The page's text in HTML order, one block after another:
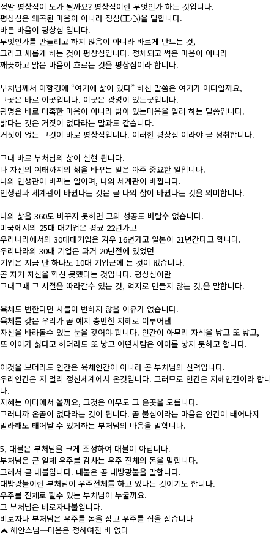
정말 평상심이 도가 될까요? 평상심이란 무엇인가 하는 것입니다.
평상심은 왜곡된 마음이 아니라 정심(正心)을 말합니다.
바른 바음이 평상심 입니다.
무엇인가를 만들려고 하지 않음이 아니라 바르게 만드는 것,
그리고 새롭게 하는 것이 평상심입니다. 정체되고 썩은 마음이 아니라
깨끗하고 맑은 마음이 흐르는 것을 평상심이라 합니다.
부처님께서 아함경에 “여기에 삶이 있다” 하신 말씀은 여기가 어디일까요,
그곳은 바로 이곳입니다. 이곳은 광명이 있는곳입니다.
광명은 바로 미혹한 마음이 아니라 밝아 있는마음을 일러 하는 말씀입니다.
밝다는 것은 거짓이 없다라는 말과도 같습니다.
거짓이 없는 그것이 바로 평상심입니다. 이러한 평상심 이라야 곧 성취합니다.
그때 바로 부처님의 삶이 실현 됩니다.
나 자신의 여태까지의 삶을 바꾸는 일은 아주 중요한 일입니다.
나의 인생관이 바뀌는 일이며, 나의 세계관이 바뀝니다.
인생관과 세계관이 바뀐다는 것은 곧 나의 삶이 바뀐다는 것을 의미합니다.
나의 삶을 360도 바꾸지 못하면 그의 성공도 바랄수 없습니다.
미국에서의 25대 대기업은 평균 22년가고
우리나라에서의 30대대기업은 겨우 16년가고 일본이 21년간다고 합니다.
우리나라의 30대 기업은 과거 20년전에 있었던
기업은 지금 단 하나도 10대 기업군에 든 것이 없습니다.
곧 자기 자신을 혁신 못했다는 것입니다. 평상심이란
그때그때 그 시절을 따라갈수 있는 것, 억지로 만들지 않는 것,을 말합니다.
육체도 변한다면 사물이 변하지 않을 이유가 없습니다.
육체를 갖은 우리가 곧 예지 충만한 지혜로 이루어낸
자신을 바라볼수 있는 눈을 갖어야 합니다. 인간이 아무리 자식을 낳고 또 낳고,
또 아이가 싫다고 하더라도 또 낳고 어떤사람은 아이를 낳지 못하고 합니다.
이것을 보더라도 인간은 육체인간이 아니라 곧 부처님의 신력입니다.
우리인간은 저 멀리 정신세계에서 온것입니다. 그러므로 인간은 지혜인간이라 합니
다.
지혜는 어디에서 올까요, 그것은 아무도 그 온곳을 모릅니다.
그러니까 온곧이 없다라는 것이 됩니다. 곧 불심이라는 마음은 인간이 태어나지
말라해도 태어날 수 있게하는 부처님의 마음을 말합니다.
5, 대불은 부처님을 크게 조성하여 대불이 아닙니다.
부처님은 곧 일체 우주를 감사는 우주 전체의 몸을 말합니다.
그레서 곧 대불입니다. 대불은 곧 대방광불을 말합니다.
대방광불이란 부처님이 우주전체를 하고 있다는 것이기도 합니다.
우주를 전체로 할수 있는 부처님이 누굴까요.
그 부처님은 비로자나불입니다.
비로자나 부처님은 우주를 몸을 삼고 우주를 집을 삼습니다
해안스님─마음은 정하여진 바 없다